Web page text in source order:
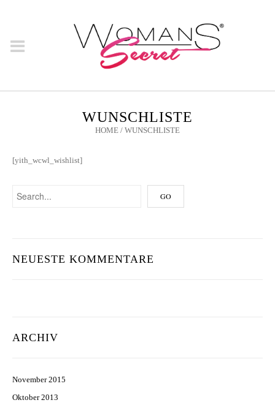
WUNSCHLISTE
HOME / WUNSCHLISTE
NEUESTE KOMMENTARE
ARCHIV
November 2015
Oktober 2013
[yith_wcwl_wishlist]